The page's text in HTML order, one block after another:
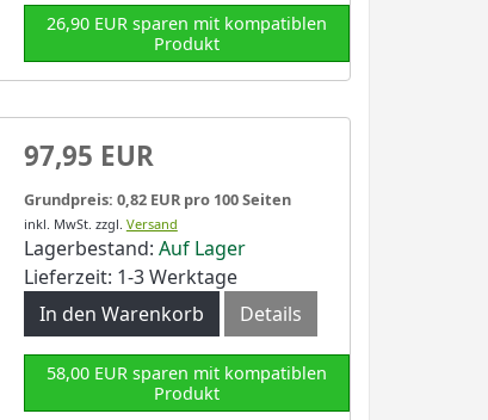
26,90 EUR sparen mit kompatiblen
Produkt
97,95 EUR
Grundpreis: 0,82 EUR pro 100 Seiten
inkl. MwSt. zzgl. Versand
Lagerbestand: Auf Lager
Lieferzeit: 1-3 Werktage
In den Warenkorb
Details
58,00 EUR sparen mit kompatiblen
Produkt